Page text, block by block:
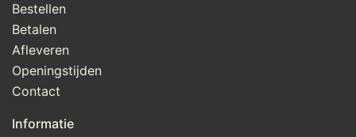
Bestellen
Betalen
Afleveren
Openingstijden
Contact
Informatie